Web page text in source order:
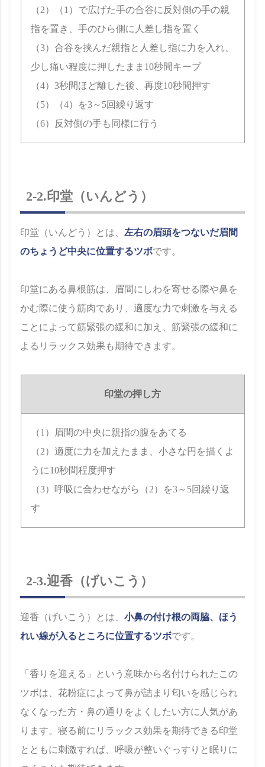
（2）（1）で広げた手の合谷に反対側の手の親
指を置き、手のひら側に人差し指を置く
（3）合谷を挟んだ親指と人差し指に力を入れ、
少し痛い程度に押したまま10秒間キープ
（4）3秒間ほど離した後、再度10秒間押す
（5）（4）を3～5回繰り返す
（6）反対側の手も同様に行う
2-2.印堂（いんどう）
印堂（いんどう）とは、左右の眉頭をつないだ眉間
のちょうど中央に位置するツボです。
印堂にある鼻根筋は、眉間にしわを寄せる際や鼻を
かむ際に使う筋肉であり、適度な力で刺激を与える
ことによって筋緊張の緩和に加え、筋緊張の緩和に
よるリラックス効果も期待できます。
印堂の押し方
（1）眉間の中央に親指の腹をあてる
（2）適度に力を加えたまま、小さな円を描くよ
うに10秒間程度押す
（3）呼吸に合わせながら（2）を3～5回繰り返
す
2-3.迎香（げいこう）
迎香（げいこう）とは、小鼻の付け根の両脇、ほう
れい線が入るところに位置するツボです。
「香りを迎える」という意味から名付けられたこの
ツボは、花粉症によって鼻が詰まり匂いを感じられ
なくなった方・鼻の通りをよくしたい方に人気があ
ります。寝る前にリラックス効果を期待できる印堂
とともに刺激すれば、呼吸が整いぐっすりと眠りに